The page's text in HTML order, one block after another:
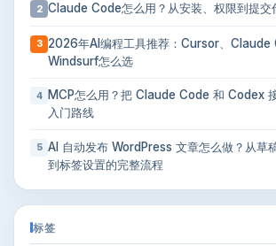
2 Claude Code怎么用？从安装、权限到提交
3 2026年AI编程工具推荐：Cursor、Claude
Windsurf怎么选
4
MCP怎么用？把 Claude Code 和 Codex
入门路线
5 AI 自动发布 WordPress 文章怎么做？从草
到标签设置的完整流程
标签